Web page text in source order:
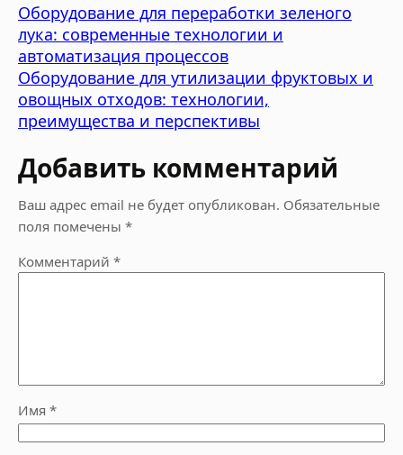
Оборудование для переработки зеленого
лука: современные технологии и
автоматизация процессов
Оборудование для утилизации фруктовых и
овощных отходов: технологии,
преимущества и перспективы
Добавить комментарий
Ваш адрес email не будет опубликован. Обязательные
поля помечены *
Комментарий *
Имя *